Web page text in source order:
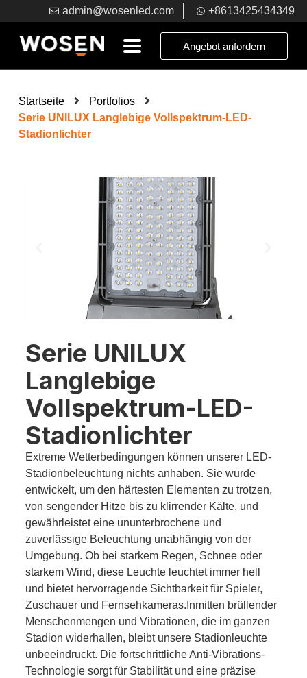
admin@wosenled.com +8613425434349
Angebot anfordern
Startseite
Portfolios
Serie UNILUX Langlebige Vollspektrum-LED-
Stadionlichter
Serie UNILUX
Langlebige
Vollspektrum-LED-
Stadionlichter
Extreme Wetterbedingungen können unserer LED-
Stadionbeleuchtung nichts anhaben. Sie wurde
entwickelt, um den härtesten Elementen zu trotzen,
von sengender Hitze bis zu klirrender Kälte, und
gewährleistet eine ununterbrochene und
zuverlässige Beleuchtung unabhängig von der
Umgebung. Ob bei starkem Regen, Schnee oder
starkem Wind, diese Leuchte leuchtet immer hell
und bietet hervorragende Sichtbarkeit für Spieler,
Zuschauer und Fernsehkameras.Inmitten brüllender
Menschenmengen und Vibrationen, die im ganzen
Stadion widerhallen, bleibt unsere Stadionleuchte
unbeeindruckt. Die fortschrittliche Anti-Vibrations-
Technologie sorgt für Stabilität und eine präzise